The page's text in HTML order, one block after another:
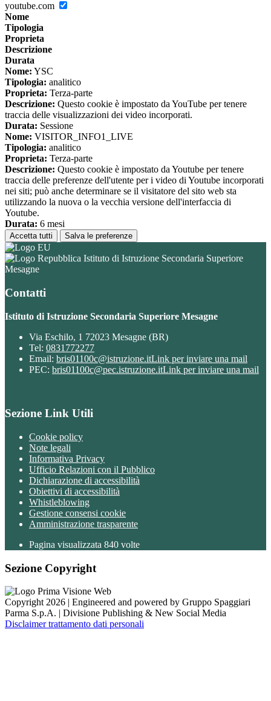
youtube.com
Nome
Tipologia
Proprieta
Descrizione
Durata
Nome: YSC
Tipologia: analitico
Proprieta: Terza-parte
Descrizione: Questo cookie è impostato da YouTube per tenere
traccia delle visualizzazioni dei video incorporati.
Durata: Sessione
Nome: VISITOR_INFO1_LIVE
Tipologia: analitico
Proprieta: Terza-parte
Descrizione: Questo cookie è impostato da Youtube per tenere
traccia delle preferenze dell'utente per i video di Youtube incorporati
nei siti; può anche determinare se il visitatore del sito web sta
utilizzando la nuova o la vecchia versione dell'interfaccia di
Youtube.
Durata: 6 mesi
Accetta tutti Salva le preferenze
Istituto di Istruzione Secondaria Superiore
Mesagne
Contatti
Istituto di Istruzione Secondaria Superiore Mesagne
Via Eschilo, 1 72023 Mesagne (BR)
Tel: 0831772277
Email: bris01100c@istruzione.itLink per inviare una mail
PEC: bris01100c@pec.istruzione.itLink per inviare una mail
Sezione Link Utili
Cookie policy
Note legali
Informativa Privacy
Ufficio Relazioni con il Pubblico
Dichiarazione di accessibilità
Obiettivi di accessibilità
Whistleblowing
Gestione consensi cookie
Amministrazione trasparente
Pagina visualizzata 840 volte
Sezione Copyright
Copyright 2026 | Engineered and powered by Gruppo Spaggiari
Parma S.p.A. | Divisione Publishing & New Social Media
Disclaimer trattamento dati personali